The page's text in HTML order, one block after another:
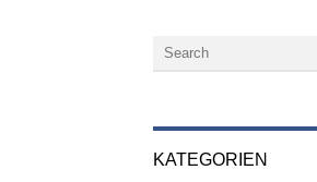
KATEGORIEN